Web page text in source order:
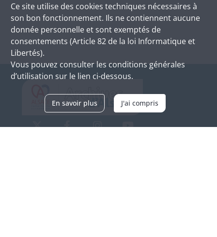
Ce site utilise des cookies techniques nécessaires à
son bon fonctionnement. Ils ne contiennent aucune
donnée personnelle et sont exemptés de
consentements (Article 82 de la loi Informatique et
Libertés).
Vous pouvez consulter les conditions générales
d’utilisation sur le lien ci-dessous.
En savoir plus J'ai compris